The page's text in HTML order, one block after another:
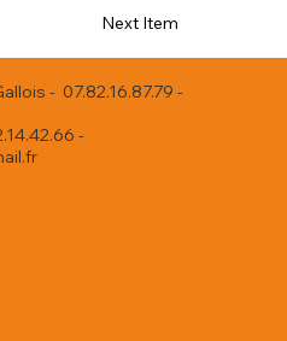
Next Item
- 07.82.16.87.79 -
-